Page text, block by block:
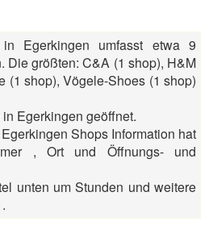
Egerkingen umfasst etwa 9
Die größten: C&A (1 shop), H&M
(1 shop), Vögele-Shoes (1 shop)
Egerkingen geöffnet.
Shops Information hat
, Ort und Öffnungs- und
unten um Stunden und weitere